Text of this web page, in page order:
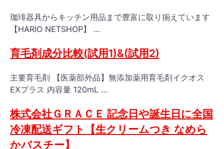
珈琲器具からキッチン用品まで豊富に取り揃えています
【HARIO NETSHOP】 …
育毛剤成分比較(試用1)&(試用2)
主要育毛剤 【医薬部外品】無添加薬用育毛剤イクオス
EXプラス 内容量 120mL …
株式会社ＧＲＡＣＥ 記念日や誕生日に全国
冷凍配送ギフト【生クリームつき なめら
かバスチー】